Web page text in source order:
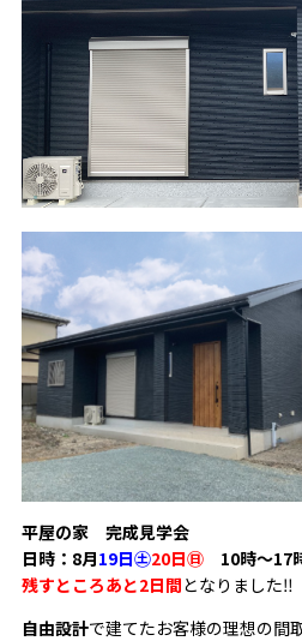
平屋の家 完成見学会
日時：8月19日㊏20日㊐10時～17
残すところあと2日間となりました‼
自由設計で建てたお客様の理想の間